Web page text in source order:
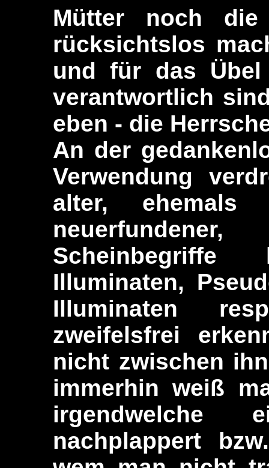
Mütter noch
rücksichtslos
und für das Übel
verantwortlich
eben - die
An der
Verwendung
alter, ehemals
Illuminaten,
Illuminaten
zweifelsfrei
nicht zwischen
immerhin weiß
irgendwelche
nachplappert